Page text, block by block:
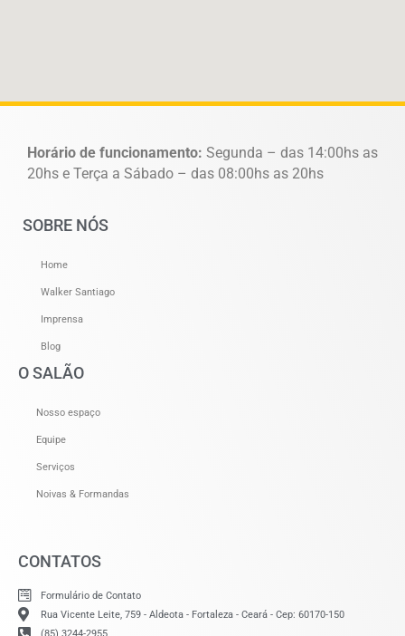
Horário de funcionamento: Segunda – das 14:00hs as
20hs e Terça a Sábado – das 08:00hs as 20hs
SOBRE NÓS
Home
Walker Santiago
Imprensa
Blog
O SALÃO
Nosso espaço
Equipe
Serviços
Noivas & Formandas
CONTATOS
Formulário de Contato
Rua Vicente Leite, 759 - Aldeota - Fortaleza - Ceará - Cep: 60170-150
(85) 3244-2955